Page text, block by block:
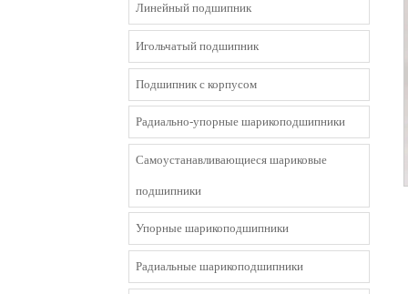
Линейный подшипник
Игольчатый подшипник
Подшипник с корпусом
Радиально-упорные шарикоподшипники
Cамоустанавливающиеся шариковые
подшипники
Упорные шарикоподшипники
Радиальные шарикоподшипники